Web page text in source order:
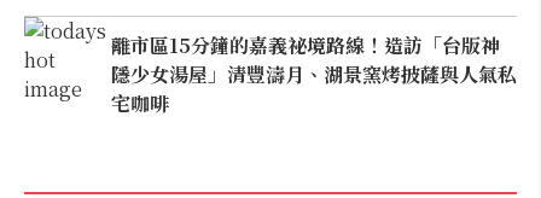
離市區15分鐘的嘉義祕境路線！造訪「台版神
隱少女湯屋」清豐濤月、湖景窯烤披薩與人氣私
宅咖啡